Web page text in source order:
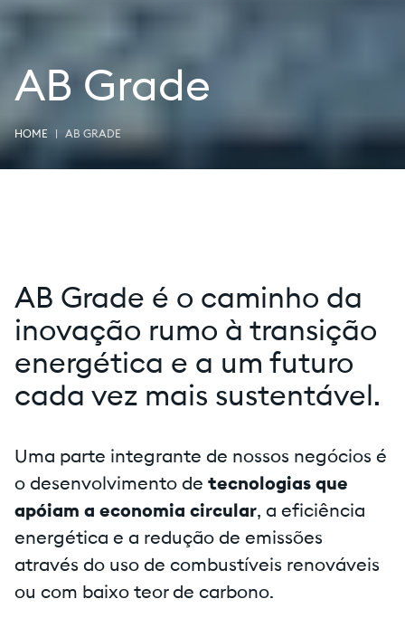
AB Grade
HOME AB GRADE
AB Grade é o caminho da
inovação rumo à transição
energética e a um futuro
cada vez mais sustentável.
Uma parte integrante de nossos negócios é
o desenvolvimento de tecnologias que
apóiam a economia circular, a eficiência
energética e a redução de emissões
através do uso de combustíveis renováveis
ou com baixo teor de carbono.